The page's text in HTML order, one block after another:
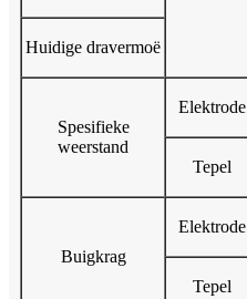
Huidige dravermoë
Spesifieke
weerstand
Elektrode
Tepel
Buigkrag
Elektrode
Tepel